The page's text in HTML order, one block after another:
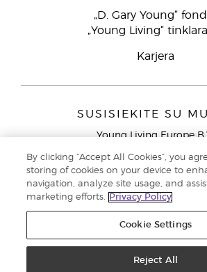
„D. Gary Young“
„Young Living“
Karjera
SUSISIEKITE SU
Young Living Europe
9727 AJ Groningen
Klientų aptarnavimas (nemokami
telefonų Lietuvoje)
Privatumo politika
By clicking “Accept All Cookies”, you
storing of cookies on your device to
navigation, analyze site usage, and
marketing efforts.
Privacy Policy
Cookie Settings
Reject All